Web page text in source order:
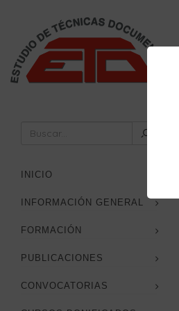
INICIO
INFORMACIÓN GENERAL
FORMACIÓN
PUBLICACIONES
CONVOCATORIAS